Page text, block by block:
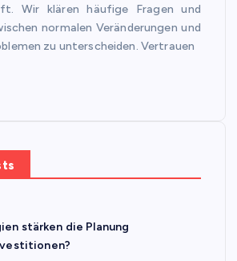
Wir klären häufige Fragen und
normalen Veränderungen und
zu unterscheiden. Vertrauen
stärken die Planung